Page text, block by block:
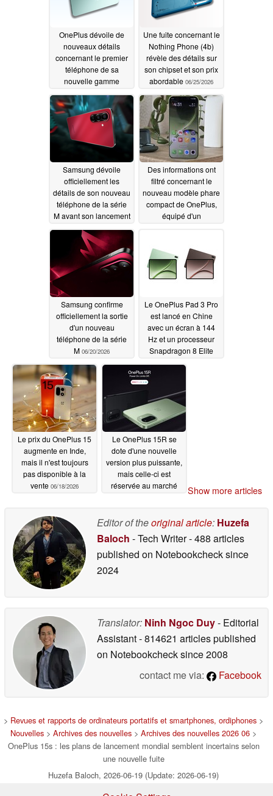
OnePlus dévoile de
nouveaux détails
concernant le premier
téléphone de sa
nouvelle gamme
06/26/2026
Une fuite concernant le
Nothing Phone (4b)
révèle des détails sur
son chipset et son prix
abordable 06/25/2026
Samsung dévoile
officiellement les
détails de son nouveau
téléphone de la série
M avant son lancement
06/24/2026
Des informations ont
filtré concernant le
nouveau modèle phare
compact de OnePlus,
équipé d'un
6,3 pouces
06/22/2026
Samsung confirme
officiellement la sortie
d'un nouveau
téléphone de la série
M 06/20/2026
Le OnePlus Pad 3 Pro
est lancé en Chine
avec un écran à 144
Hz et un processeur
Snapdragon 8 Elite
06/19/2026
Le prix du OnePlus 15
augmente en Inde,
mais il n'est toujours
pas disponible à la
vente 06/18/2026
Le OnePlus 15R se
dote d'une nouvelle
version plus puissante,
mais celle-ci est
réservée au marché
Show more articles
Editor of theoriginal article: Huzefa
Baloch - Tech Writer- 488 articles
published on Notebookchecksince
2024
Translator: Ninh Ngoc Duy- Editorial
Assistant- 814621 articles published
on Notebookchecksince 2008
contact me via:
Facebook
> Revues et rapports de ordinateurs portatifs et smartphones, ordiphones >
Nouvelles > Archives des nouvelles > Archives des nouvelles 2026 06 >
OnePlus 15s : les plans de lancement mondial semblent incertains selon
une nouvelle fuite
Huzefa Baloch, 2026-06-19 (Update: 2026-06-19)